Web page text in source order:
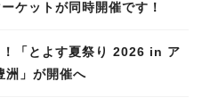
ケットが同時開催です！
！「とよす夏祭り 2026 in ア
洲」が開催へ